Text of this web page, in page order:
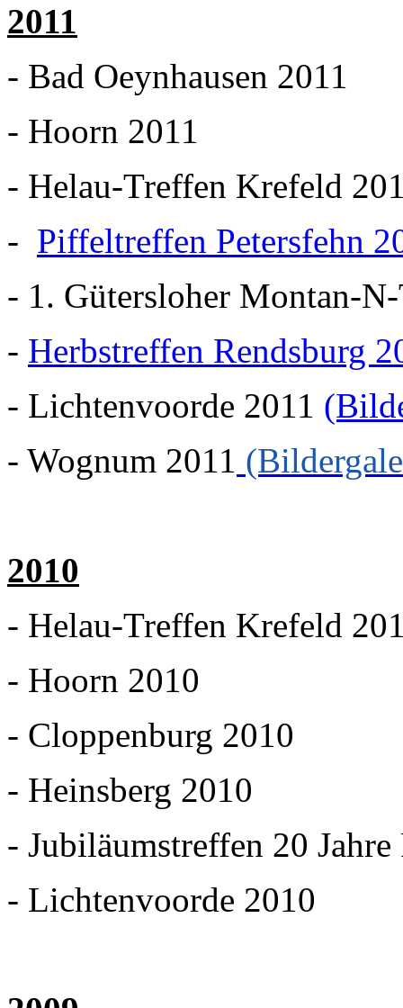
2011
- Bad Oeynhausen 2011
- Hoorn 2011
- Helau-Treffen Krefeld
- Piffeltreffen Petersfehn
- 1. Gütersloher Montan-
- Herbstreffen Rendsburg
- Lichtenvoorde 2011
- Wognum 2011
2010
- Helau-Treffen Krefeld
- Hoorn 2010
- Cloppenburg 2010
- Heinsberg 2010
- Jubiläumstreffen 20
- Lichtenvoorde 2010